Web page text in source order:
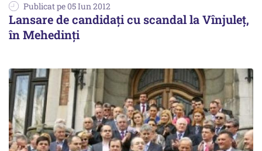
Publicat pe 05 Iun 2012
Lansare de candidați cu scandal la Vînjuleț,
în Mehedinți